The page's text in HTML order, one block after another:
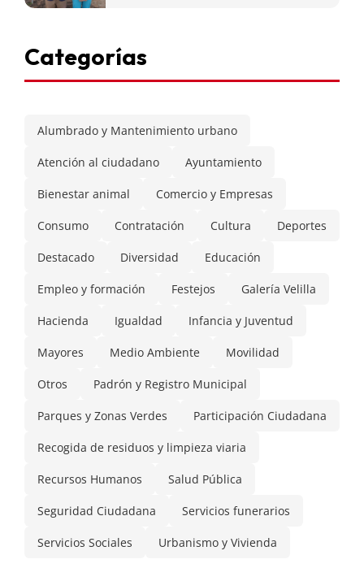
Categorías
Alumbrado y Mantenimiento urbano
Atención al ciudadano Ayuntamiento
Bienestar animal Comercio y Empresas
Consumo Contratación Cultura Deportes
Destacado Diversidad Educación
Empleo y formación Festejos Galería Velilla
Hacienda Igualdad Infancia y Juventud
Mayores Medio Ambiente Movilidad
Otros Padrón y Registro Municipal
Parques y Zonas Verdes Participación Ciudadana
Recogida de residuos y limpieza viaria
Recursos Humanos Salud Pública
Seguridad Ciudadana Servicios funerarios
Servicios Sociales Urbanismo y Vivienda